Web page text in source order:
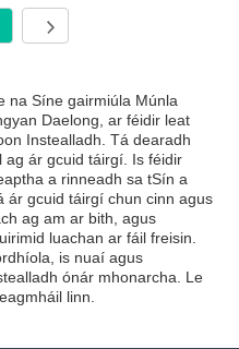
na Síne gairmiúla Múnla
Daelong, ar féidir leat
Instealladh. Tá dearadh
ag ár gcuid táirgí. Is féidir
a rinneadh sa tSín a
ár gcuid táirgí chun cinn agus
ag am ar bith, agus
luachan ar fáil freisin.
is nuaí agus
ónár mhonarcha. Le
linn.